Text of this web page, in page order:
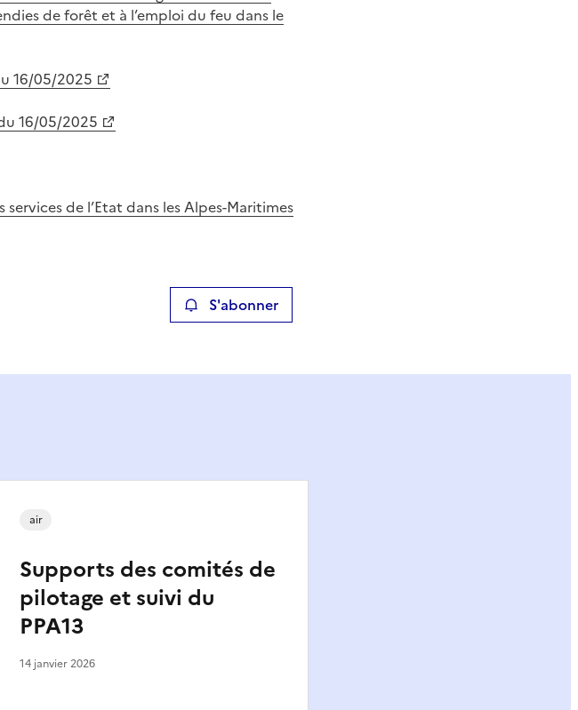
de forêt et à l’emploi du feu dans le
16/05/2025
16/05/2025
services de l’Etat dans les Alpes-Maritimes
la page dans le presse-papier S'abonner
Supports des comités de
pilotage et suivi du
PPA13
air
14 janvier 2026